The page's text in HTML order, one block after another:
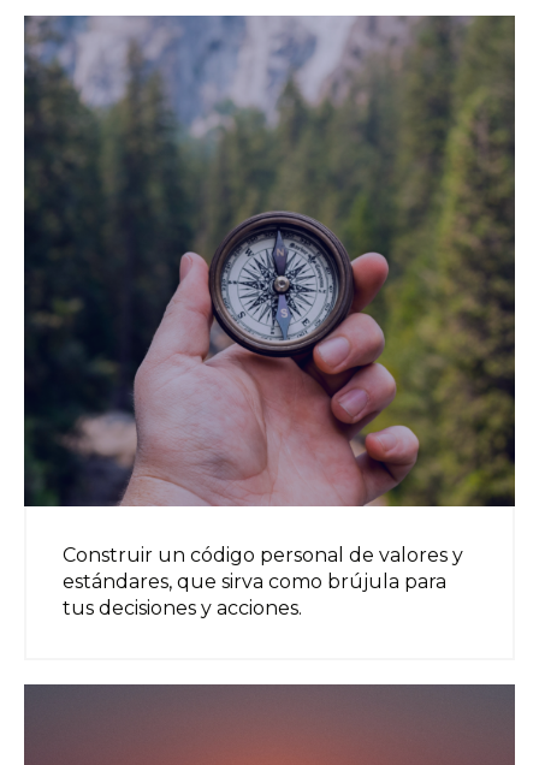
Construir un código personal de valores y
estándares, que sirva como brújula para
tus decisiones y acciones.